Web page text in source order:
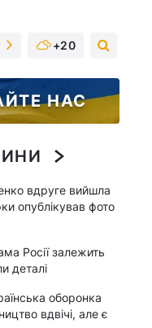
+20
НАС
вдруге вийшла
опублікував фото
Росії залежить
деталі
оборонка
вдвічі, але є